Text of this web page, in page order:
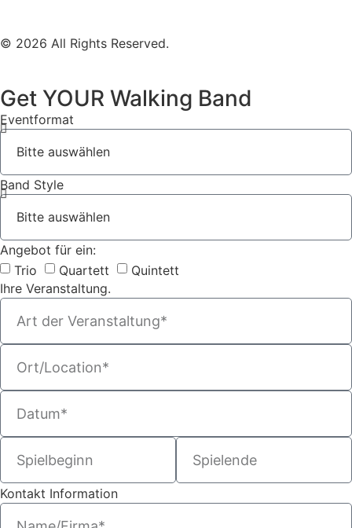
© 2026 All Rights Reserved.
Get YOUR Walking Band
Eventformat
Band Style
Angebot für ein:
Trio
Quartett
Quintett
Ihre Veranstaltung.
Kontakt Information